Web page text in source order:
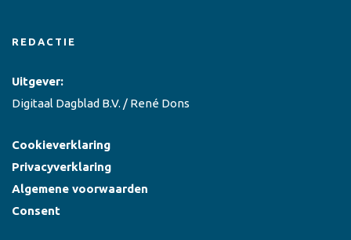
REDACTIE
Uitgever:
Digitaal Dagblad B.V. / René Dons
Cookieverklaring
Privacyverklaring
Algemene voorwaarden
Consent